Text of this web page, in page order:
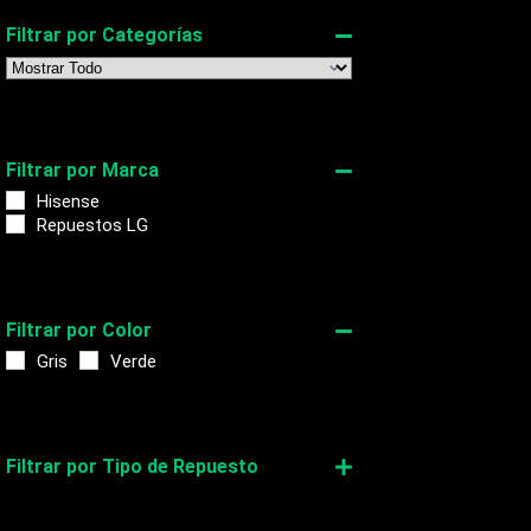
Filtrar por Categorías
Filtrar por Marca
Hisense
Repuestos LG
Filtrar por Color
Gris Verde
Filtrar por Tipo de Repuesto